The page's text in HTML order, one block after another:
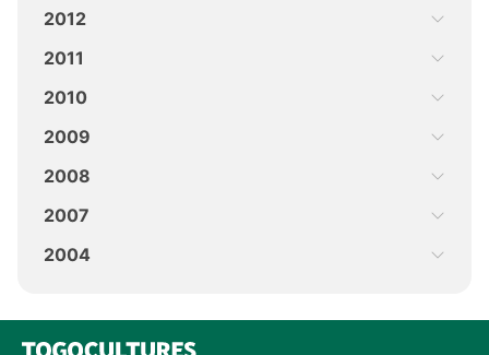
2012
2011
2010
2009
2008
2007
2004